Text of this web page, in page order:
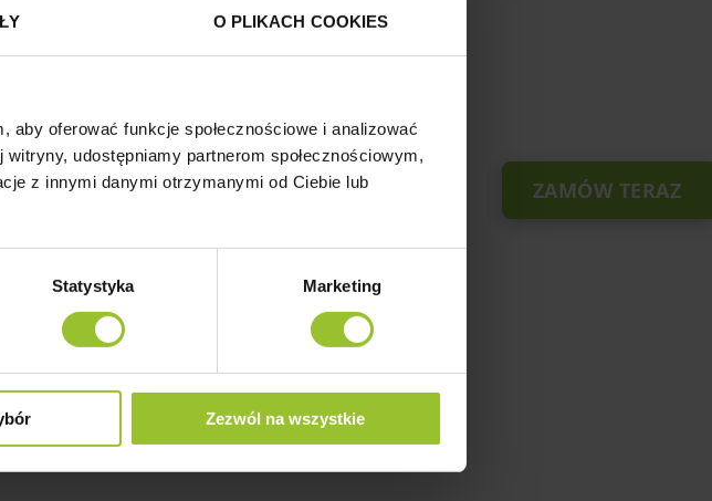
O PLIKACH COOKIES
oferować funkcje społecznościowe i analizować
udostępniamy partnerom społecznościowym,
z innymi danymi otrzymanymi od Ciebie lub
Statystyka Marketing
Zezwól na wszystkie
ZAMÓW TERAZ